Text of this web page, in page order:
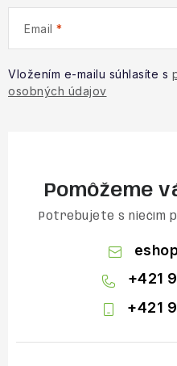
Email
Vložením e-mailu súhlasíte s
osobných údajov
Pomôžeme
Potrebujete s niečím
+421
+421